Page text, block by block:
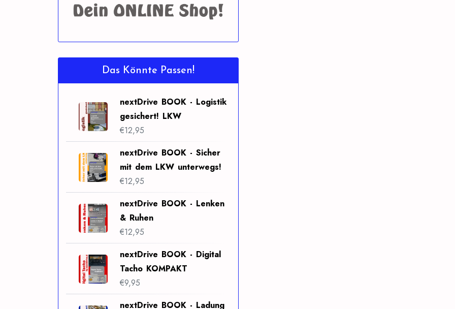
Das Könnte Passen!
nextDrive BOOK - Logistik
gesichert! LKW
€12,95
nextDrive BOOK - Sicher
mit dem LKW unterwegs!
€12,95
nextDrive BOOK - Lenken
& Ruhen
€12,95
nextDrive BOOK - Digital
Tacho KOMPAKT
€9,95
nextDrive BOOK - Ladung